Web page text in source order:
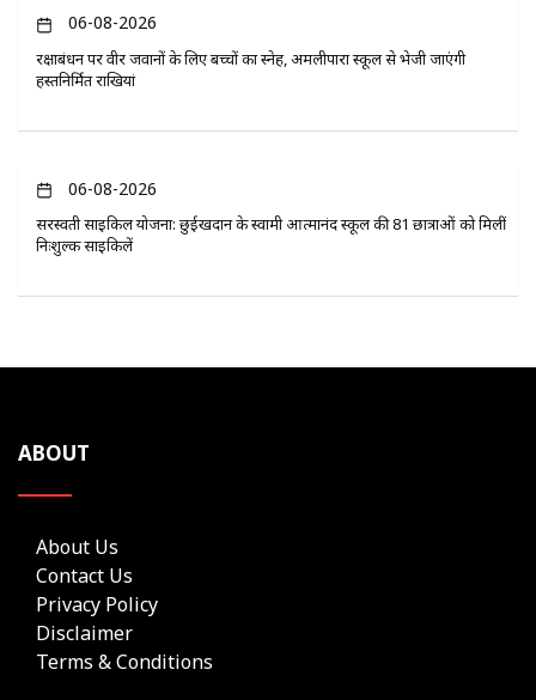
06-08-2026
रक्षाबंधन पर वीर जवानों के लिए बच्चों का स्नेह, अमलीपारा स्कूल से भेजी जाएंगी
हस्तनिर्मित राखियां
06-08-2026
सरस्वती साइकिल योजना: छुईखदान के स्वामी आत्मानंद स्कूल की 81 छात्राओं को मिलीं
निःशुल्क साइकिलें
ABOUT
About Us
Contact Us
Privacy Policy
Disclaimer
Terms & Conditions